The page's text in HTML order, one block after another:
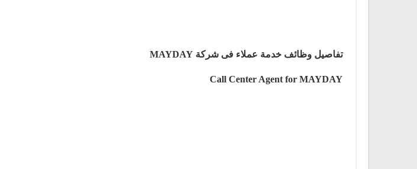
تفاصيل وظائف خدمة عملاء فى شركة MAYDAY
Call Center Agent for MAYDAY